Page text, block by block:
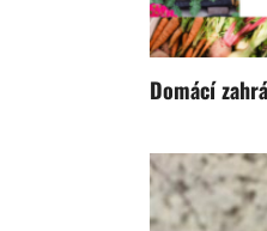
Domácí